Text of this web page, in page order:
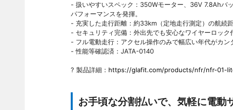
- 扱いやすいスペック：350Wモーター、36V 7.8Ahバ
パフォーマンスを発揮。
- 充実した走行距離：約33km（定地走行測定）の航続
- セキュリティ完備：外出先でも安心なワイヤーロック
- フル電動走行：アクセル操作のみで幅広い年代がカン
- 性能等確認済：JATA-0140
? 製品詳細： https://glafit.com/products/nfr/nfr-01-
お手頃な分割払いで、気軽に電動